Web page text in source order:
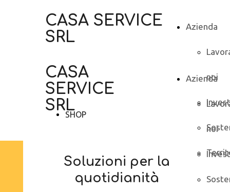
Azienda
noi
CASA SERVICE
SRL
Azienda
noi
CASA
SERVICE
SRL
SHOP
Soluzioni per la
quotidianità